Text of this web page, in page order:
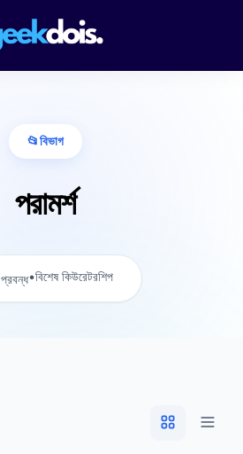
📂বিভাগ
পরামর্শ
প্রবন্ধ•বিশেষ কিউরেটরশিপ